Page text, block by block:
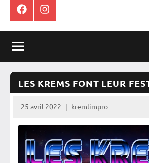
FacebookInstagram
LES KREMS FONT LEUR
25 avril 2022 kremlimpro